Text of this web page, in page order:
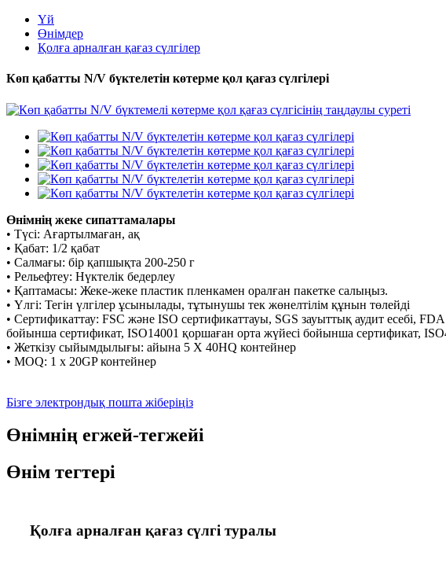
Үй
Өнімдер
Қолға арналған қағаз сүлгілер
Көп қабатты N/V бүктелетін көтерме қол қағаз сүлгілері
Өнімнің жеке сипаттамалары
• Түсі: Ағартылмаған, ақ
• Қабат: 1/2 қабат
• Салмағы: бір қапшықта 200-250 г
• Рельефтеу: Нүктелік бедерлеу
• Қаптамасы: Жеке-жеке пластик пленкамен оралған пакетке салыңыз.
• Үлгі: Тегін үлгілер ұсынылады, тұтынушы тек жөнелтілім құнын төлейді
• Сертификаттау: FSC және ISO сертификаттауы, SGS зауыттық аудит есебі,
бойынша сертификат, ISO14001 қоршаған орта жүйесі бойынша сертификат,
• Жеткізу сыйымдылығы: айына 5 X 40HQ контейнер
• MOQ: 1 x 20GP контейнер
Бізге электрондық пошта жіберіңіз
Өнімнің егжей-тегжейі
Өнім тегтері
Қолға арналған қағаз сүлгі туралы